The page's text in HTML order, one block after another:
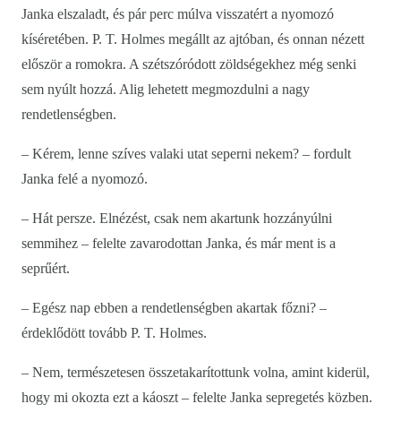
Janka elszaladt, és pár perc múlva visszatért a nyomozó
kíséretében. P. T. Holmes megállt az ajtóban, és onnan nézett
először a romokra. A szétszóródott zöldségekhez még senki
sem nyúlt hozzá. Alig lehetett megmozdulni a nagy
rendetlenségben.
– Kérem, lenne szíves valaki utat seperni nekem? – fordult
Janka felé a nyomozó.
– Hát persze. Elnézést, csak nem akartunk hozzányúlni
semmihez – felelte zavarodottan Janka, és már ment is a
seprűért.
– Egész nap ebben a rendetlenségben akartak főzni? –
érdeklődött tovább P. T. Holmes.
– Nem, természetesen összetakarítottunk volna, amint kiderül,
hogy mi okozta ezt a káoszt – felelte Janka sepregetés közben.